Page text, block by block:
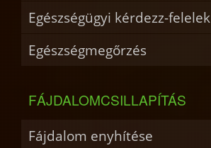
Egészségügyi kérdezz-felelek
Egészségmegőrzés
FÁJDALOMCSILLAPÍTÁS
Fájdalom enyhítése